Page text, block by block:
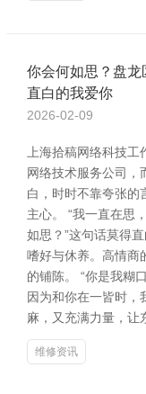
你会何如思？盘
直白的我爱你
2026-02-09
上海拾稿网络科技
网络技术服务公司，
白，时时不靠夸张的
主心。 “我一直在思
如思？”这句话莫得
嗜好与休养。高情商
的铺陈。 “你是我糊
因为和你在一皆时，
麻，又充满力量，让
维修资讯